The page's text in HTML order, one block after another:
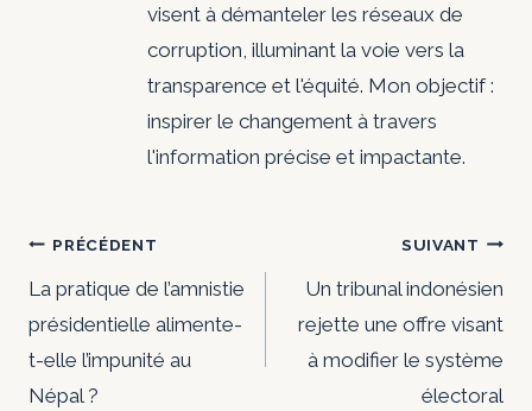
visent à démanteler les réseaux de
corruption, illuminant la voie vers la
transparence et l'équité. Mon objectif :
inspirer le changement à travers
l'information précise et impactante.
Navigation
de
l’article
PRÉCÉDENT
La pratique de l’amnistie
présidentielle alimente-
t-elle l’impunité au
Népal ?
SUIVANT
Un tribunal indonésien
rejette une offre visant
à modifier le système
électoral